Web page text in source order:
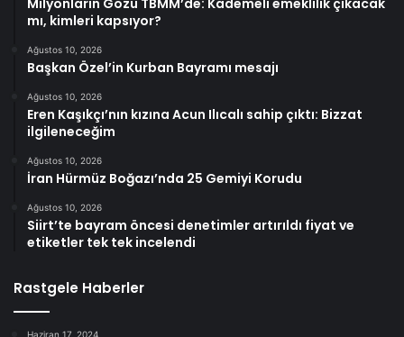
Milyonların Gözü TBMM’de: Kademeli emeklilik çıkacak
mı, kimleri kapsıyor?
Ağustos 10, 2026
Başkan Özel’in Kurban Bayramı mesajı
Ağustos 10, 2026
Eren Kaşıkçı’nın kızına Acun Ilıcalı sahip çıktı: Bizzat
ilgileneceğim
Ağustos 10, 2026
İran Hürmüz Boğazı’nda 25 Gemiyi Korudu
Ağustos 10, 2026
Siirt’te bayram öncesi denetimler artırıldı fiyat ve
etiketler tek tek incelendi
Rastgele Haberler
Haziran 17, 2024